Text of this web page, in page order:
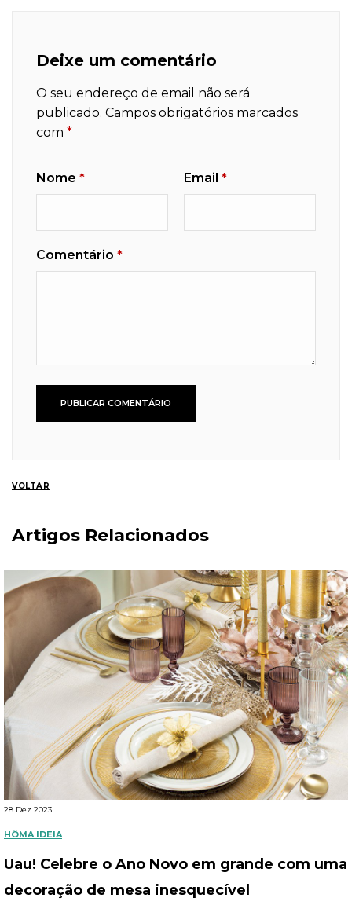
Deixe um comentário
O seu endereço de email não será
publicado. Campos obrigatórios marcados
com *
Nome * Email *
Comentário *
VOLTAR
Artigos Relacionados
28 Dez 2023
HÔMA IDEIA
Uau! Celebre o Ano Novo em grande com uma
decoração de mesa inesquecível